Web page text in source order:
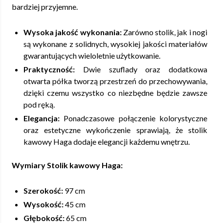
bardziej przyjemne.
Wysoka jakość wykonania:Zarówno stolik, jak i nogi
są wykonane z solidnych, wysokiej jakości materiałów
gwarantujących wieloletnie użytkowanie.
Praktyczność: Dwie szuflady oraz dodatkowa
otwarta półka tworzą przestrzeń do przechowywania,
dzięki czemu wszystko co niezbędne będzie zawsze
pod ręką.
Elegancja: Ponadczasowe połączenie kolorystyczne
oraz estetyczne wykończenie sprawiają, że stolik
kawowy Haga dodaje elegancji każdemu wnętrzu.
Wymiary Stolik kawowy Haga:
Szerokość: 97 cm
Wysokość:45 cm
Głębokość:65 cm